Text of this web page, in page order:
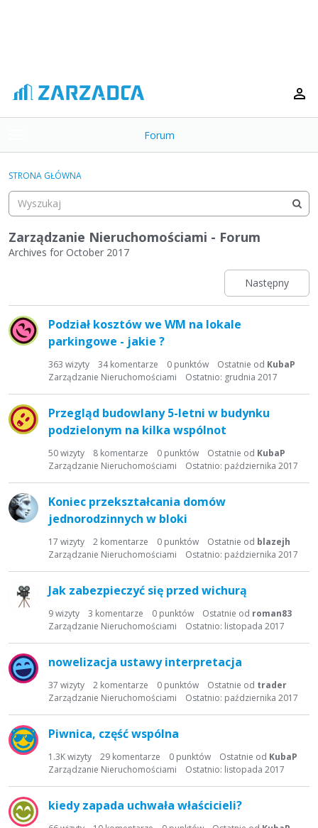
o
g
e
m
e
n
Forum
Kategorie
Dyskusje
Aktywność
STRONA GŁÓWNA
Zarządzanie Nieruchomościami - Forum
Archives for October 2017
Następny
i
s
d
y
s
k
y
j
n
Podział kosztów we WM na lokale
parkingowe - jakie ?
363 wizyty 34komentarze 0 punktów Ostatnie od KubaP
Ostatnio: grudnia 2017
Zarządzanie Nieruchomościami
Przegląd budowlany 5-letni w budynku
podzielonym na kilka wspólnot
50wizyty 8 komentarze 0 punktów Ostatnie od KubaP
Ostatnio: października 2017
Zarządzanie Nieruchomościami
Koniec przekształcania domów
jednorodzinnych w bloki
17 wizyty 2 komentarze 0 punktów Ostatnie od blazejh
Ostatnio: października 2017
Zarządzanie Nieruchomościami
Jak zabezpieczyć się przed wichurą
9wizyty 3 komentarze 0 punktów Ostatnie od roman83
Ostatnio: listopada 2017
Zarządzanie Nieruchomościami
nowelizacja ustawy interpretacja
37 wizyty 2 komentarze 0 punktów Ostatnie od trader
Ostatnio: października 2017
Zarządzanie Nieruchomościami
Piwnica, część wspólna
1.3Kwizyty 29 komentarze 0 punktów Ostatnie od KubaP
Ostatnio: listopada 2017
Zarządzanie Nieruchomościami
kiedy zapada uchwała właścicieli?